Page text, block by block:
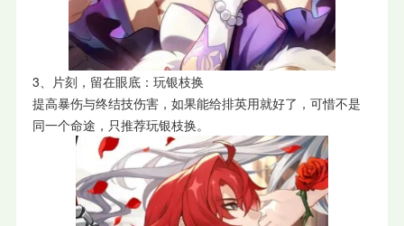
3、片刻，留在眼底：玩银枝换
提高暴伤与终结技伤害，如果能给排英用就好了，可惜不是
同一个命途，只推荐玩银枝换。